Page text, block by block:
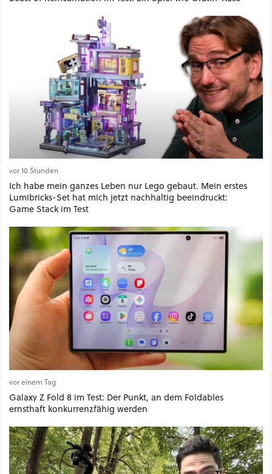
vor 10 Stunden
Ich habe mein ganzes Leben nur Lego gebaut. Mein erstes
Lumibricks-Set hat mich jetzt nachhaltig beeindruckt:
Game Stack im Test
vor einem Tag
Galaxy Z Fold 8 im Test: Der Punkt, an dem Foldables
ernsthaft konkurrenzfähig werden